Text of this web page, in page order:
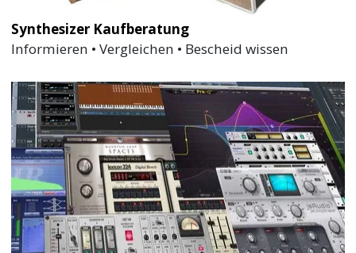
Synthesizer Kaufberatung
Informieren • Vergleichen • Bescheid wissen